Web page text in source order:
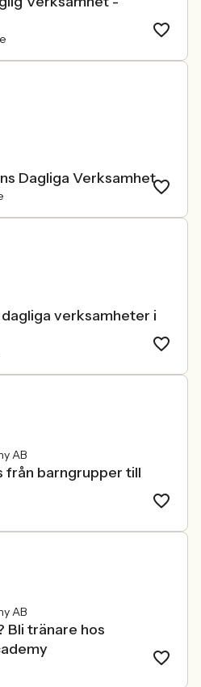
Dagliga Verksamhet
verksamheter i
AB
från barngrupper till
AB
Bli tränare hos